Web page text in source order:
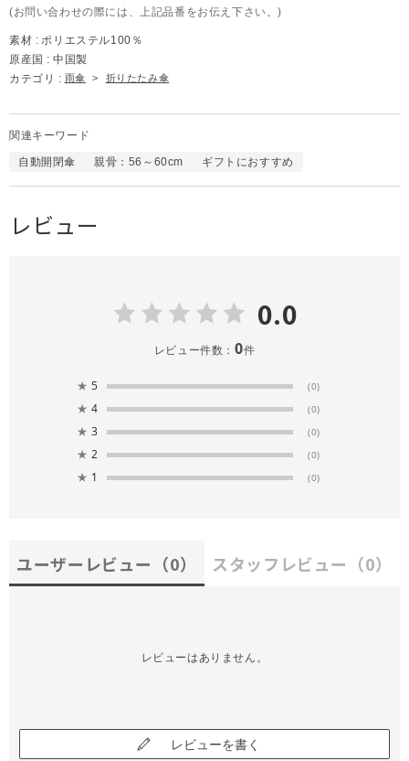
(お問い合わせの際には、上記品番をお伝え下さい。)
素材 : ポリエステル100％
原産国 : 中国製
カテゴリ : 雨傘 > 折りたたみ傘
関連キーワード
自動開閉傘 親骨：56～60cm ギフトにおすすめ
レビュー
0.0
レビュー件数： 0件
★ 5 (0)
★ 4 (0)
★ 3 (0)
★ 2 (0)
★ 1 (0)
ユーザーレビュー （0） スタッフレビュー （0）
レビューはありません。
レビューを書く